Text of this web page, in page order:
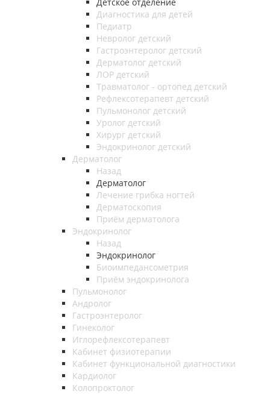
Диагностика для детей
Педиатр
Невролог детский
Гастроэнтеролог детский
Дерматолог детский
ЛОР детский
Травматолог - ортопед детский
Рефлексотерапевт детский
Пульмонолог детский
Уролог детский
Хирург детский
Эндокринолог детский
Дерматолог
Назад
Дерматолог
Лечение грибка ногтей
Дерматоскопия
Приём дерматолога
Эндокринолог
Назад
Эндокринолог
Биоимпедансометрия
Приём эндокринолога
Пульмонолог
Андролог
Гастроэнтеролог
Гинеколог
Иглорефлексотерапевт
Кабинет физиотерапии
Кабинет функциональной диагностики
Кардиолог
Колопроктолог